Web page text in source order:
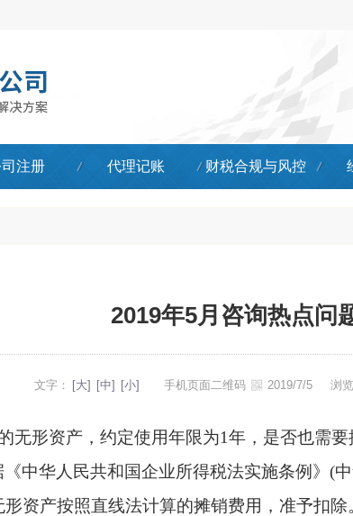
注册 代理记账 财税合规与风控
2019年5月咨询热点问
文字： [大] [中] [小] 手机页面二维码 2019/7/5 浏
无形资产，约定使用年限为1年，是否也需
中华人民共和国企业所得税法实施条例》 (
资产按照直线法计算的摊销费用，准予扣